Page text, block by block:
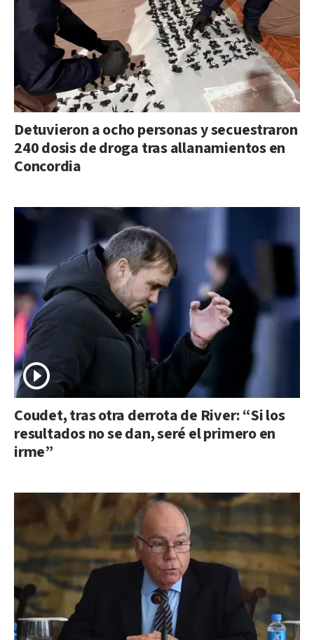
Detuvieron a ocho personas y secuestraron
240 dosis de droga tras allanamientos en
Concordia
Coudet, tras otra derrota de River: “Si los
resultados no se dan, seré el primero en
irme”